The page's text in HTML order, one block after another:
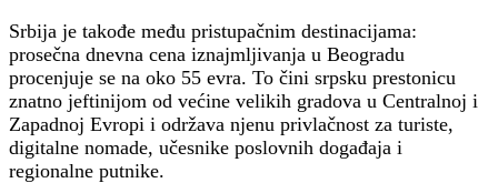
Srbija je takođe među pristupačnim destinacijama:
prosečna dnevna cena iznajmljivanja u Beogradu
procenjuje se na oko 55 evra. To čini srpsku prestonicu
znatno jeftinijom od većine velikih gradova u Centralnoj i
Zapadnoj Evropi i održava njenu privlačnost za turiste,
digitalne nomade, učesnike poslovnih događaja i
regionalne putnike.